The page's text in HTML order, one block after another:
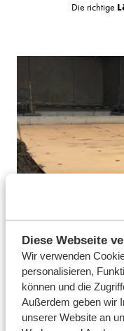
Diese Webseite
Wir verwenden
personalisieren,
können und die
Außerdem geben wir
unserer Website an
Die richtige
Komposit-
Die ISOtrack X-